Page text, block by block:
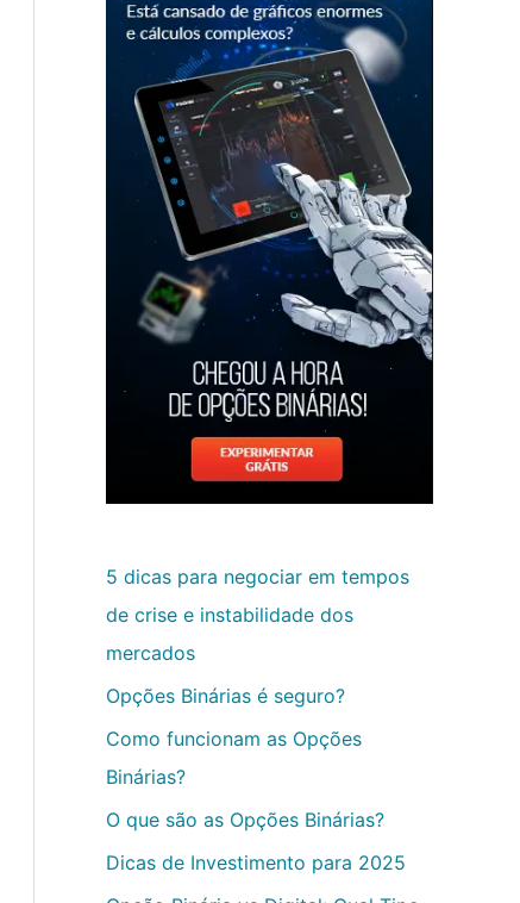
5 dicas para negociar em tempos
de crise e instabilidade dos
mercados
Opções Binárias é seguro?
Como funcionam as Opções
Binárias?
O que são as Opções Binárias?
Dicas de Investimento para 2025